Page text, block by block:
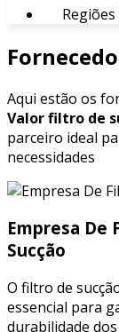
Aqui estão os
Valor filtro de
parceiro ideal
necessidades
Empresa De
Sucção
O filtro de
essencial para
durabilidade